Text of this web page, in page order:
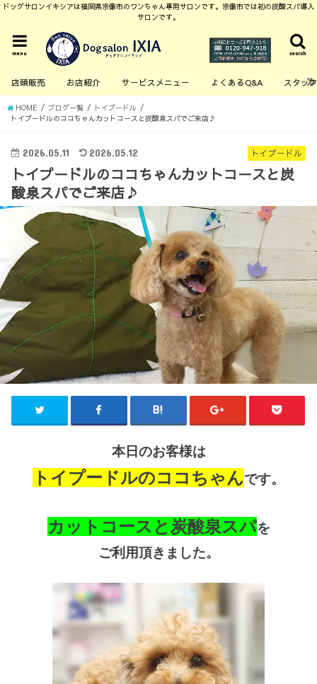
ドッグサロンイキシアは福岡県宗像市のワンちゃん専用サロンです。宗像市では初の炭酸スパ導入
サロンです。
search
menu
店頭販売 お店紹介 サービスメニュー よくあるQ&A スタッ
HOME ブログ一覧
トイプードル
トイプードルのココちゃんカットコースと炭酸泉スパでご来店♪
トイプードル
2026.05.11 2026.05.12
トイプードルのココちゃんカットコースと炭
酸泉スパでご来店♪
本日のお客様は
トイプードルのココちゃんです。
カットコースと炭酸泉スパを
ご利用頂きました。